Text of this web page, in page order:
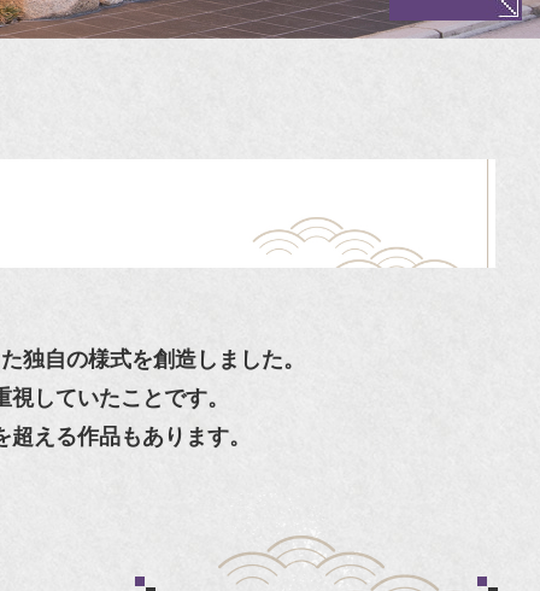
独自の様式を創造しました。
していたことです。
える作品もあります。